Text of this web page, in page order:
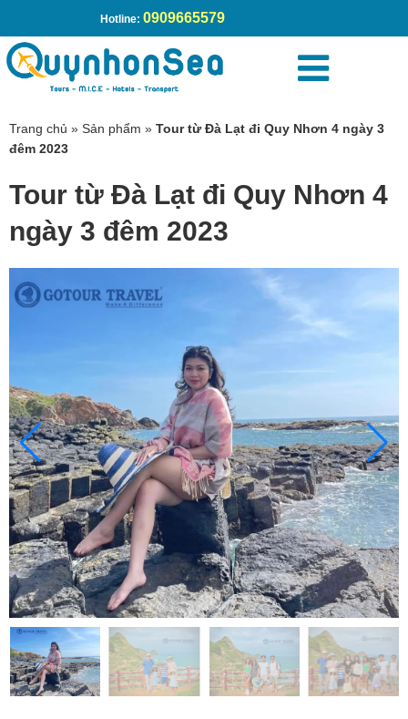
Hotline: 0909665579
Trang chủ » Sản phẩm » Tour từ Đà Lạt đi Quy Nhơn 4 ngày 3
đêm 2023
Tour từ Đà Lạt đi Quy Nhơn 4
ngày 3 đêm 2023